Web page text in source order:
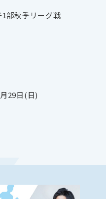
部秋季リーグ戦
29日(日)